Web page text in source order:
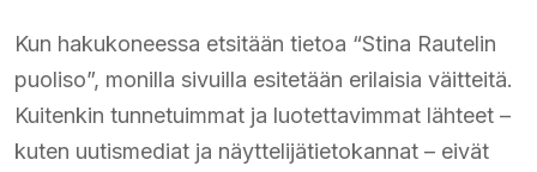
Kun hakukoneessa etsitään tietoa “Stina Rautelin
puoliso”, monilla sivuilla esitetään erilaisia väitteitä.
Kuitenkin tunnetuimmat ja luotettavimmat lähteet –
kuten uutismediat ja näyttelijätietokannat – eivät